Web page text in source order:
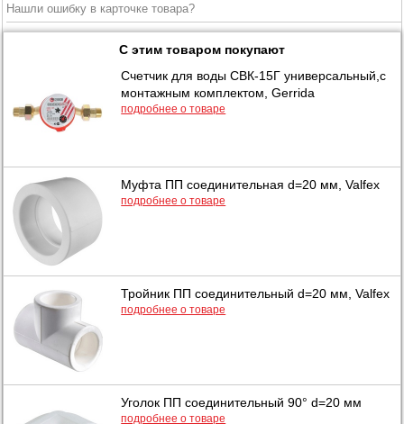
Нашли ошибку в карточке товара?
С этим товаром покупают
Счетчик для воды СВК-15Г универсальный,c
монтажным комплектом, Gerrida
подробнее о товаре
Муфта ПП соединительная d=20 мм, Valfex
подробнее о товаре
Тройник ПП соединительный d=20 мм, Valfex
подробнее о товаре
Уголок ПП соединительный 90° d=20 мм
подробнее о товаре